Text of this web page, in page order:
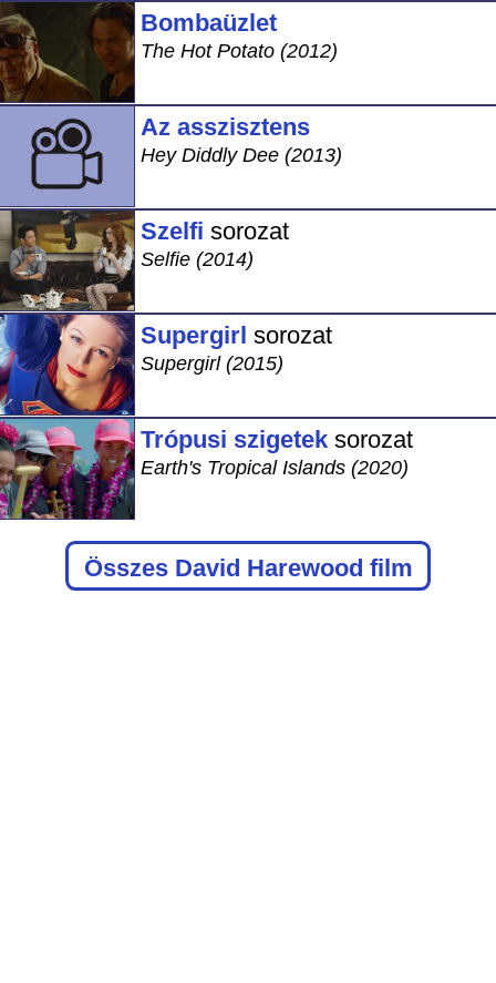
Bombaüzlet
The Hot Potato (2012)
Az asszisztens
Hey Diddly Dee (2013)
Szelfi sorozat
Selfie (2014)
Supergirl sorozat
Supergirl (2015)
Trópusi szigetek sorozat
Earth's Tropical Islands (2020)
Összes David Harewood film